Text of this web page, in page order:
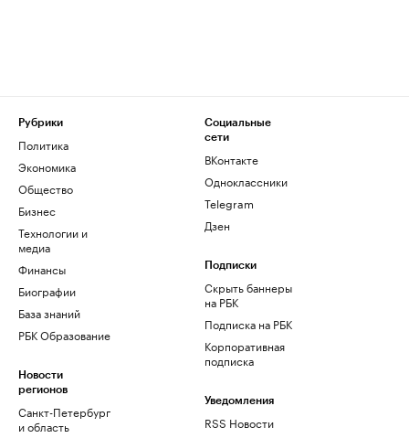
Рубрики
Политика
Экономика
Общество
Бизнес
Технологии и
медиа
Финансы
Биографии
База знаний
РБК Образование
Новости
регионов
Санкт-Петербург
и область
Социальные
сети
ВКонтакте
Одноклассники
Telegram
Дзен
Подписки
Скрыть баннеры
на РБК
Подписка на РБК
Корпоративная
подписка
Уведомления
RSS Новости